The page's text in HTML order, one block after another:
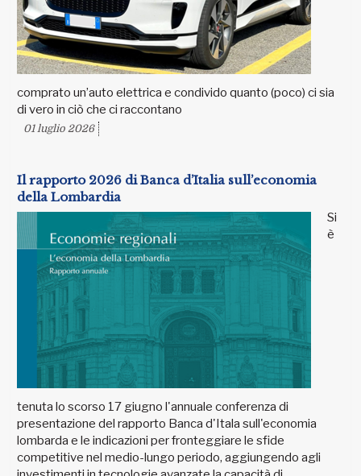
comprato un’auto elettrica e condivido quanto (poco) ci sia
di vero in ciò che ci raccontano
01 luglio 2026
Il rapporto 2026 di Banca d’Italia sull’economia
della Lombardia
Si
è
tenuta lo scorso 17 giugno l'annuale conferenza di
presentazione del rapporto Banca d'Itala sull'economia
lombarda e le indicazioni per fronteggiare le sfide
competitive nel medio-lungo periodo, aggiungendo agli